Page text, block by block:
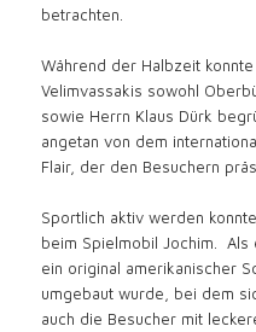
betrachten.
Während der Halbzeit
Velimvassakis sowohl
sowie Herrn Klaus Dürk
angetan von dem
Flair, der den Besuchern
Sportlich aktiv werden
beim Spielmobil Jochim. Als
ein original amerikanischer
umgebaut wurde, bei dem
auch die Besucher mit